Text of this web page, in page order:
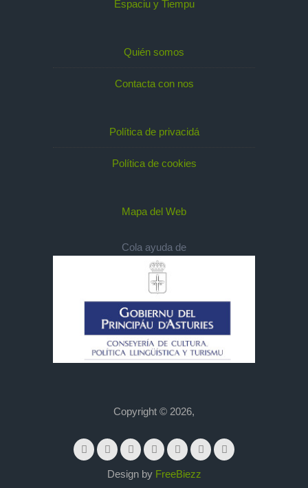
Espaciu y Tiempu
Quién somos
Contacta con nos
Política de privacidá
Política de cookies
Mapa del Web
Cola ayuda de
Copyright © 2026,
Design by FreeBiezz